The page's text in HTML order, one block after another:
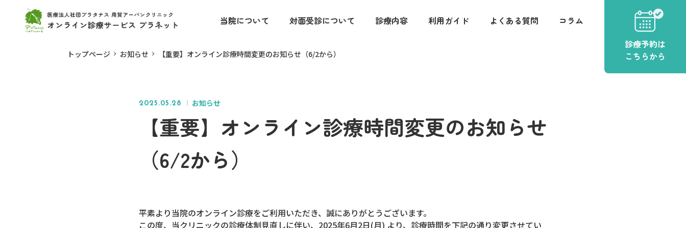
診療予約は
こちらから
当院について 対面受診について 診療内容 利用ガイド よくある質問 コラム
トップページ お知らせ 【重要】オンライン診療時間変更のお知らせ（6/2から）
2025.05.28 お知らせ
【重要】オンライン診療時間変更のお知らせ
（6/2から）
平素より当院のオンライン診療をご利用いただき、誠にありがとうございます。
この度、当クリニックの診療体制見直しに伴い、2025年6月2日(月) より、診療時間を下記の通り変更させてい